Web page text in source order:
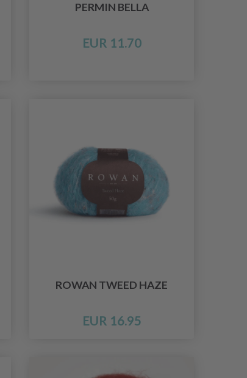
PERMIN BELLA
EUR 11.70
ROWAN TWEED HAZE
EUR 16.95